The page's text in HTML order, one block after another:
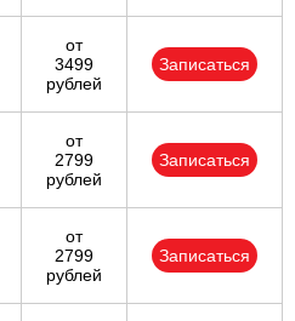
от
3499
рублей
Записаться
от
2799
рублей
Записаться
от
2799
рублей
Записаться